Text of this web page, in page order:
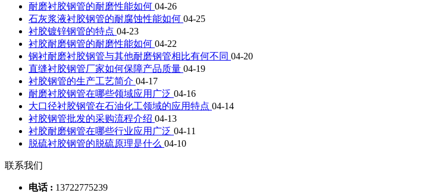
耐磨衬胶钢管的耐磨性能如何 04-26
石灰浆液衬胶钢管的耐腐蚀性能如何 04-25
衬胶镀锌钢管的特点 04-23
衬胶耐磨钢管的耐磨性能如何 04-22
钢衬耐磨衬胶钢管与其他耐磨钢管相比有何不同 04-20
直缝衬胶钢管厂家如何保障产品质量 04-19
衬胶钢管的生产工艺简介 04-17
耐磨衬胶钢管在哪些领域应用广泛 04-16
大口径衬胶钢管在石油化工领域的应用特点 04-14
衬胶钢管批发的采购流程介绍 04-13
衬胶耐磨钢管在哪些行业应用广泛 04-11
脱硫衬胶钢管的脱硫原理是什么 04-10
联系我们
电话 : 13722775239